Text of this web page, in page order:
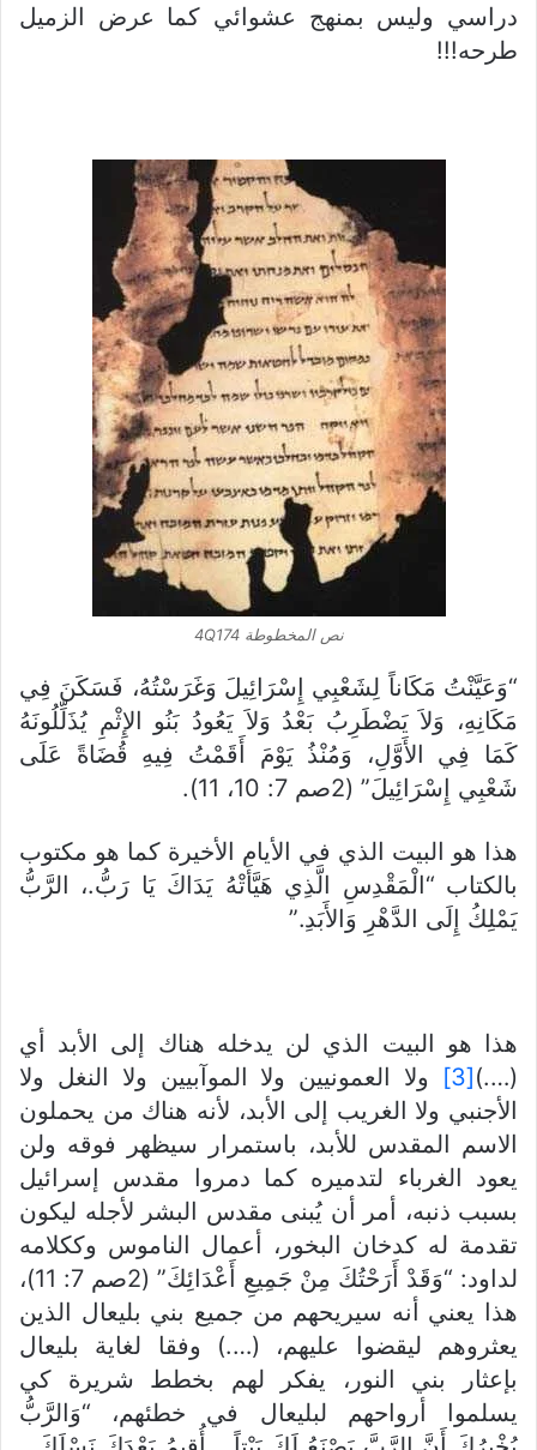
دراسي وليس بمنهج عشوائي كما عرض الزميل
طرحه!!!
نص المخطوطة 4Q174
“وَعَيَّنْتُ مَكَاناً لِشَعْبِي إِسْرَائِيلَ وَغَرَسْتُهُ، فَسَكَنَ فِي
مَكَانِهِ، وَلاَ يَضْطَرِبُ بَعْدُ وَلاَ يَعُودُ بَنُو الإِثْمِ يُذَلِّلُونَهُ
كَمَا فِي الأَوَّلِ، وَمُنْذُ يَوْمَ أَقَمْتُ فِيهِ قُضَاةً عَلَى
شَعْبِي إِسْرَائِيلَ” (2صم 7: 10، 11).
هذا هو البيت الذي في الأيام الأخيرة كما هو مكتوب
بالكتاب “الْمَقْدِسِ الَّذِي هَيَّأَتْهُ يَدَاكَ يَا رَبُّ.، الرَّبُّ
يَمْلِكُ إِلَى الدَّهْرِ وَالأَبَدِ.”
هذا هو البيت الذي لن يدخله هناك إلى الأبد أي
(….)
[3]
ولا العمونيين ولا الموآبيين ولا النغل ولا
الأجنبي ولا الغريب إلى الأبد، لأنه هناك من يحملون
الاسم المقدس للأبد، باستمرار سيظهر فوقه ولن
يعود الغرباء لتدميره كما دمروا مقدس إسرائيل
بسبب ذنبه، أمر أن يُبنى مقدس البشر لأجله ليكون
تقدمة له كدخان البخور، أعمال الناموس وككلامه
لداود: “وَقَدْ أَرَحْتُكَ مِنْ جَمِيعِ أَعْدَائِكَ” (2صم 7: 11)،
هذا يعني أنه سيريحهم من جميع بني بليعال الذين
يعثروهم ليقضوا عليهم، (….) وفقا لغاية بليعال
بإعثار بني النور، يفكر لهم بخطط شريرة كي
يسلموا أرواحهم لبليعال في خطئهم، “وَالرَّبُّ